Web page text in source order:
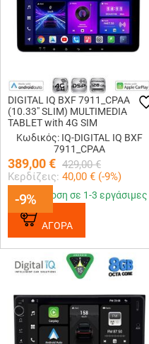
-9%
DIGITAL IQ BXF 7911_CPAA
(10.33" SLIM) MULTIMEDIA
TABLET with 4G SIM
Κωδικός: IQ-DIGITAL IQ BXF
7911_CPAA
389,00€ 429,00 €
Κερδίζεις: 40,00 € (-9%)
-9%
Παράδοση σε 1-3 εργάσιμες
ΑΓΟΡΑ